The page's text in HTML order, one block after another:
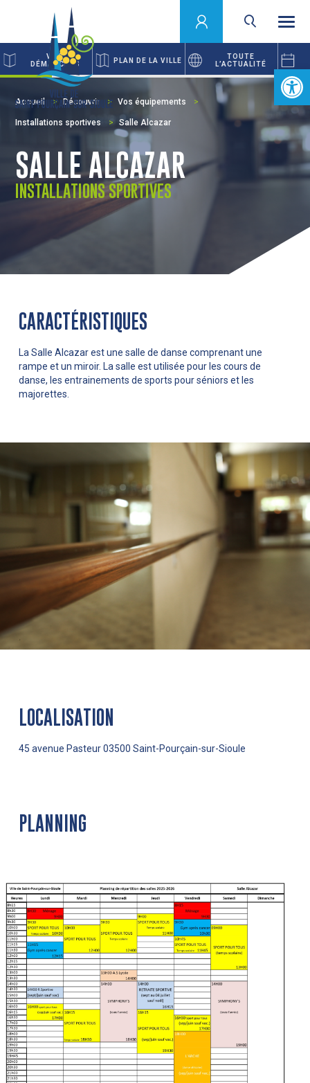
Ouvrir
VOS
DÉMARCHES
PLAN DE LA VILLE
TOUTE
L’ACTUALITÉ
Accueil Découvrir Vos équipements
Installations sportives Salle Alcazar
SALLE ALCAZAR
INSTALLATIONS SPORTIVES
CARACTÉRISTIQUES
La Salle Alcazar est une salle de danse comprenant une
rampe et un miroir. La salle est utilisée pour les cours de
danse, les entrainements de sports pour séniors et les
majorettes.
LOCALISATION
45 avenue Pasteur 03500 Saint-Pourçain-sur-Sioule
PLANNING